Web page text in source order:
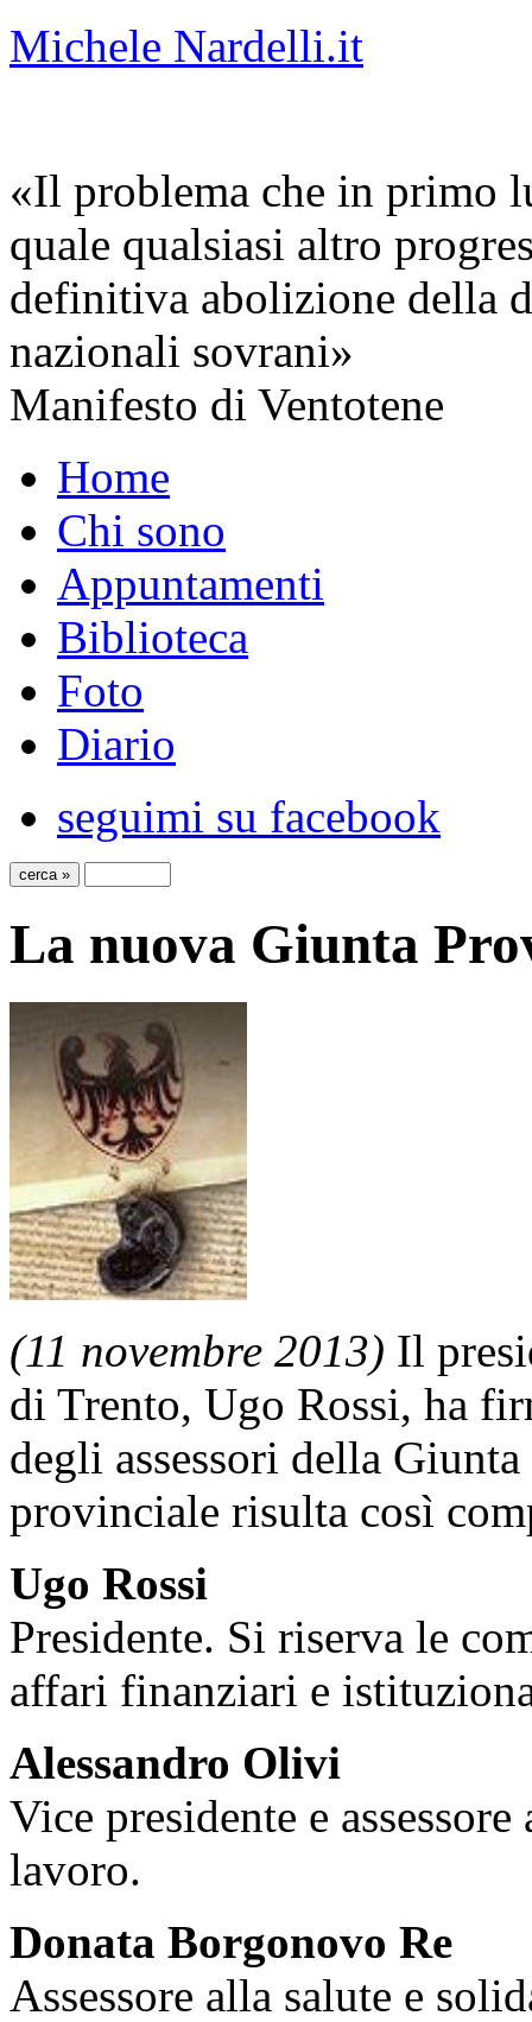
Michele Nardelli.it
«Il problema che in primo
quale qualsiasi altro
definitiva abolizione della
nazionali sovrani»
Manifesto di Ventotene
Home
Chi sono
Appuntamenti
Biblioteca
Foto
Diario
seguimi su facebook
La nuova Giunta
(11 novembre 2013) Il
di Trento, Ugo Rossi, ha
degli assessori della
provinciale risulta così
Ugo Rossi
Presidente. Si riserva le
affari finanziari e
Alessandro Olivi
Vice presidente e
lavoro.
Donata Borgonovo Re
Assessore alla salute e